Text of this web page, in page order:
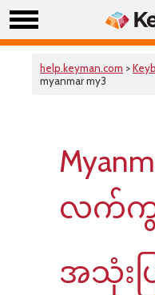
help.keyman.com >
myanmar my3
လက်
အသုံးပ